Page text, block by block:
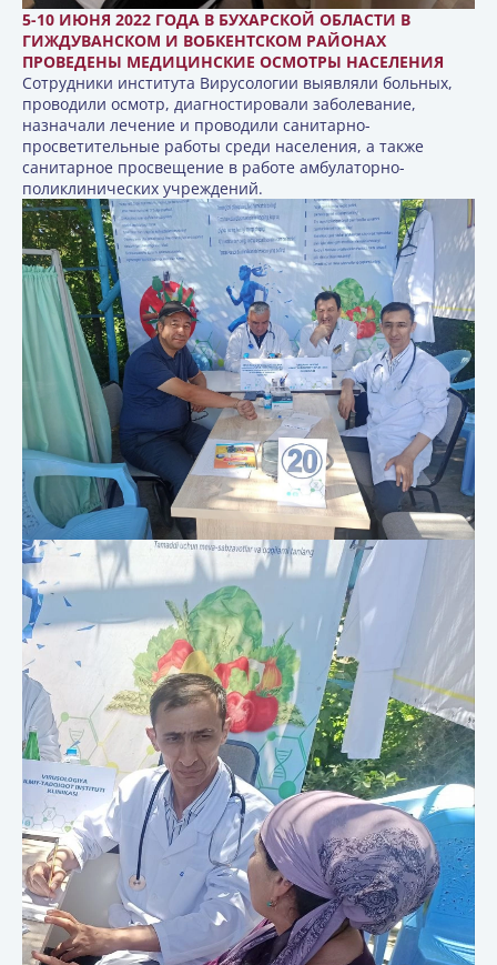
5-10 ИЮНЯ 2022 ГОДА В БУХАРСКОЙ ОБЛАСТИ В
ГИЖДУВАНСКОМ И ВОБКЕНТСКОМ РАЙОНАХ
ПРОВЕДЕНЫ МЕДИЦИНСКИЕ ОСМОТРЫ НАСЕЛЕНИЯ
Сотрудники института Вирусологии выявляли больных,
проводили осмотр, диагностировали заболевание,
назначали лечение и проводили санитарно-
просветительные работы среди населения, а также
санитарное просвещение в работе амбулаторно-
поликлинических учреждений.